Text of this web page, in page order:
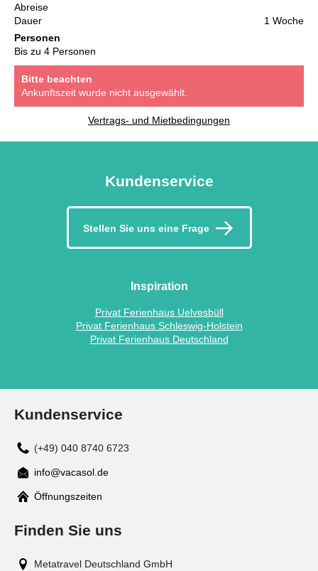
Abreise
Dauer
1 Woche
Personen
Bis zu 4 Personen
Bitte beachten
Ankunftszeit wurde nicht ausgewählt.
Vertrags- und Mietbedingungen
Kundenservice
Stellen Sie uns eine Frage
Inspiration
Privat Ferienhaus Uelvesbüll
Privat Ferienhaus Schleswig-Holstein
Privat Ferienhaus Deutschland
Kundenservice
(+49) 040 8740 6723
Mail
info@vacasol.de
Öffnungszeiten
Finden Sie uns
Metatravel Deutschland GmbH